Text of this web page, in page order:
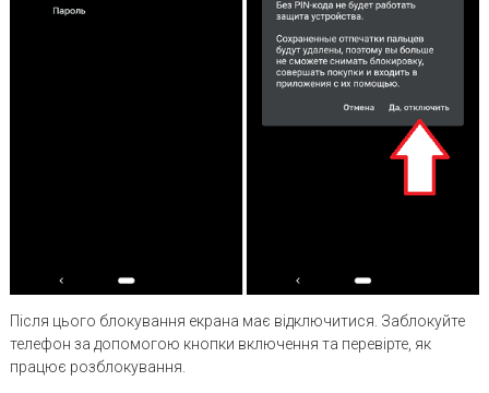
Після цього блокування екрана має відключитися. Заблокуйте
телефон за допомогою кнопки включення та перевірте, як
працює розблокування.